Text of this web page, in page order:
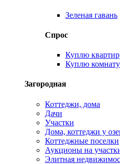
Зеленая гавань
Спрос
Куплю
Куплю комнату
Загородная
Коттеджи, дома
Дачи
Участки
Дома, коттеджи у
Коттеджные поселки
Аукционы на
Элитная